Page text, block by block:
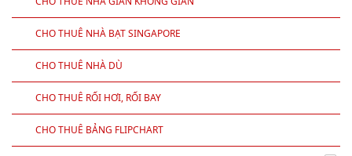
CHO THUÊ NHÀ GIÀN KHÔNG GIAN
CHO THUÊ NHÀ BẠT SINGAPORE
CHO THUÊ NHÀ DÙ
CHO THUÊ RỐI HƠI, RỐI BAY
CHO THUÊ BẢNG FLIPCHART